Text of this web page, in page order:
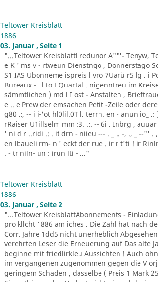
Teltower Kreisblatt
1886
03. Januar , Seite 1
"...Teltower Kreisblattl redunor A""'- Tenyw,
e K ' ms v - rtweun Dienstnqo , Donnerstago
S1 IAS Ubonneme ispreis l vro 7Uarü r5 lg . i
Bureaux - : l to t Quartal . nigenntreu im
sämmtlichen ) md l I ost - Anstalten ,
e .. e Prew der emsachen Petit -Zeile oder
g80 .:, -- i i-'ot hl0lil.0T l. terrn. en - anun io_
rRaiser U1illselm mm :3. .:. -- 6i . Inbrg ,
' ni d r ..ridi .: . it drn - niieu --- . _ .. -, ., _ --"'
en lbaueli rm- n ' eckt der rue . ir r t'ti ! ir
. - tr niln- un : irun lti - ..."
Teltower Kreisblatt
1886
03. Januar , Seite 2
"...Teltower KreisblattAbonnements -
pro kllcht 1886 am iches . Die Zahl hat nach
Corr. Jahre 1dd5 nicht unerheblich
verehrten Leser die Erneuerung auf Das alte
beginne mit friedlirkleu Aussichten ! Auch
im vergangenen zugenommen gegen die V
geringem Schaden , dasselbe ( Preis 1 Mark